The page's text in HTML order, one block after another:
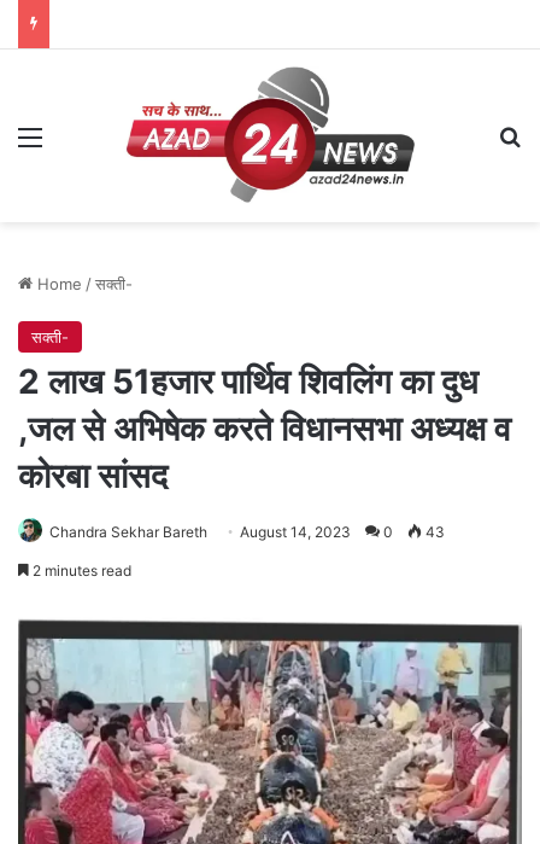
Menu
Home /सक्ती-
सक्ती-
2 लाख 51हजार पार्थिव शिवलिंग का दुध
,जल से अभिषेक करते विधानसभा अध्यक्ष व
कोरबा सांसद
Chandra Sekhar Bareth August 14, 2023 0 43
2 minutes read